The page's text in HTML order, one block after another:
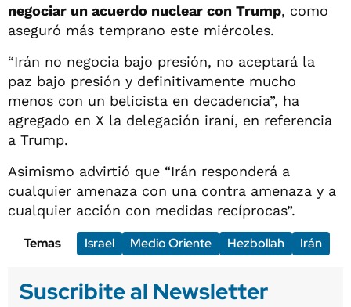
negociar un acuerdo nuclear con Trump, como
aseguró más temprano este miércoles.
“Irán no negocia bajo presión, no aceptará la
paz bajo presión y definitivamente mucho
menos con un belicista en decadencia”, ha
agregado en X la delegación iraní, en referencia
a Trump.
Asimismo advirtió que “Irán responderá a
cualquier amenaza con una contra amenaza y a
cualquier acción con medidas recíprocas”.
Temas
Israel Medio Oriente Hezbollah Irán
Suscribite al Newsletter